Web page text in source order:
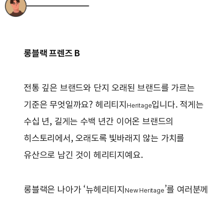
롱블랙 프렌즈 B
전통 깊은 브랜드와 단지 오래된 브랜드를 가르는
기준은 무엇일까요? 헤리티지Heritage입니다. 적게는
수십 년, 길게는 수백 년간 이어온 브랜드의
히스토리에서, 오래도록 빛바래지 않는 가치를
유산으로 남긴 것이 헤리티지예요.
롱블랙은 나아가 ‘뉴헤리티지 New Heritage’를 여러분께